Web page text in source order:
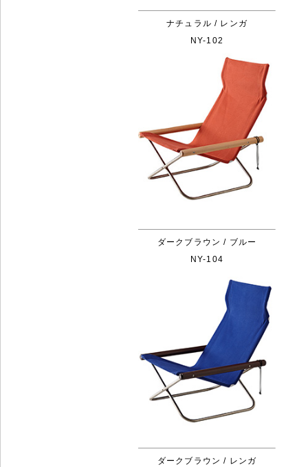
ナチュラル / レンガ
NY-102
ダークブラウン / ブルー
NY-104
ダークブラウン / レンガ